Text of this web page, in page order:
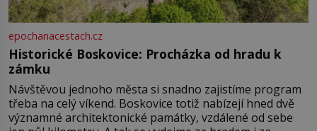
epochanacestach.cz
Historické Boskovice: Procházka od hradu k
zámku
Návštěvou jednoho města si snadno zajistíme program
třeba na celý víkend. Boskovice totiž nabízejí hned dvě
významné architektonické památky, vzdálené od sebe